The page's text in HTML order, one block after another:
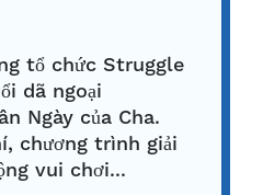
tổ chức Struggle
dã ngoại
Ngày của Cha.
chương trình giải
vui chơi...